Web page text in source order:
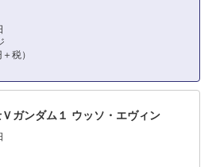
税）
ガンダム１ ウッソ・エヴィン